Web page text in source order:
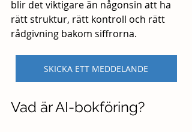
blir det viktigare än någonsin att ha
rätt struktur, rätt kontroll och rätt
rådgivning bakom siffrorna.
SKICKA ETT MEDDELANDE
Vad är AI-bokföring?